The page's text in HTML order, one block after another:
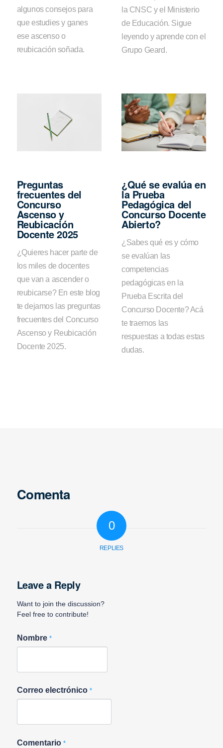
algunos consejos para
que estudies y ganes
ese ascenso o
reubicación soñada.
la CNSC y el Ministerio
de Educación. Sigue
leyendo y aprende con el
Grupo Geard.
Preguntas
frecuentes del
Concurso
Ascenso y
Reubicación
Docente 2025
¿Quieres hacer parte de
los miles de docentes
que van a ascender o
reubicarse? En este blog
te dejamos las preguntas
frecuentes del Concurso
Ascenso y Reubicación
Docente 2025.
¿Qué se evalúa en
la Prueba
Pedagógica del
Concurso Docente
Abierto?
¿Sabes qué es y cómo
se evalúan las
competencias
pedagógicas en la
Prueba Escrita del
Concurso Docente? Acá
te traemos las
respuestas a todas estas
dudas.
Comenta
0
REPLIES
Leave a Reply
Want to join the discussion?
Feel free to contribute!
Nombre *
Correo electrónico *
Comentario *